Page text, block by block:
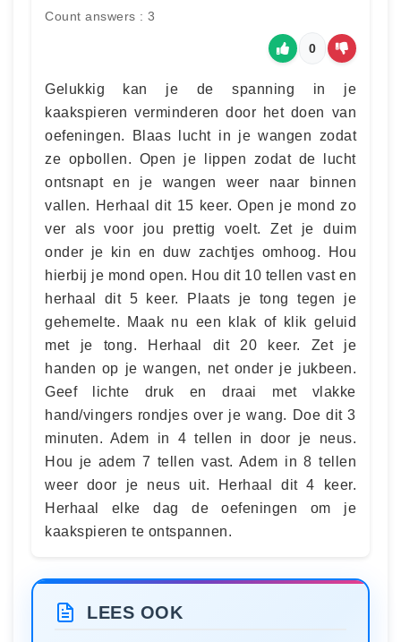
Count answers : 3
0
Gelukkig kan je de spanning in je
kaakspieren verminderen door het doen van
oefeningen. Blaas lucht in je wangen zodat
ze opbollen. Open je lippen zodat de lucht
ontsnapt en je wangen weer naar binnen
vallen. Herhaal dit 15 keer. Open je mond zo
ver als voor jou prettig voelt. Zet je duim
onder je kin en duw zachtjes omhoog. Hou
hierbij je mond open. Hou dit 10 tellen vast en
herhaal dit 5 keer. Plaats je tong tegen je
gehemelte. Maak nu een klak of klik geluid
met je tong. Herhaal dit 20 keer. Zet je
handen op je wangen, net onder je jukbeen.
Geef lichte druk en draai met vlakke
hand/vingers rondjes over je wang. Doe dit 3
minuten. Adem in 4 tellen in door je neus.
Hou je adem 7 tellen vast. Adem in 8 tellen
weer door je neus uit. Herhaal dit 4 keer.
Herhaal elke dag de oefeningen om je
kaakspieren te ontspannen.
LEES OOK